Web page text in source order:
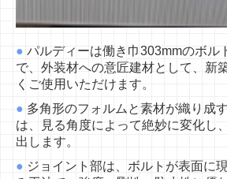
● パルディーは働き巾303mmのボル
で、 外装材への意匠建材として、新
くご使用 いただけます。
● 多角形のフォルムと素材が織り成
は、
見る角度によって絶妙に変化し
出します。
● ジョイント部は、ボルトが表面に